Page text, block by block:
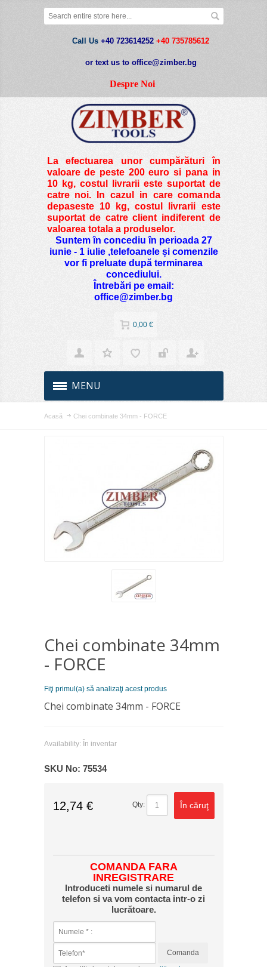
Call Us +40 723614252 +40 735785612
or text us to office@zimber.bg
Despre Noi
La efectuarea unor cumpărături în
valoare de peste200 euro si pana in
10 kg, costul livrarii este suportat de
catre noi. In cazul in care comanda
depaseste 10 kg, costul livrarii este
suportat de catre client indiferent de
valoarea totala a produselor.
Suntem în concediu în perioada 27
iunie - 1 iulie ,telefoanele și comenzile
vor fi preluate după terminarea
concediului.
Întrebări pe email:
office@zimber.bg
0,00 €
MENU
Acasă Chei combinate 34mm - FORCE
Chei combinate 34mm
- FORCE
Fiţi primul(a) să analizaţi acest produs
Chei combinate 34mm - FORCE
Availability: În inventar
SKU No: 75534
12,74 € Qty: În căruţ
COMANDA FARA
INREGISTRARE
Introduceti numele si numarul de
telefon si va vom contacta intr-o zi
lucrătoare.
Comanda